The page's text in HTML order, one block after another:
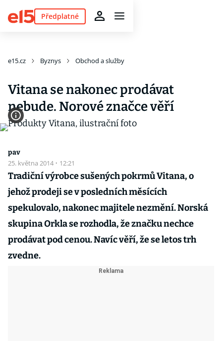
Předplatné
e15.cz Byznys Obchod a služby
Vitana se nakonec prodávat
nebude. Norové značce věří
pav
25. května 2014 · 12:21
Tradiční výrobce sušených pokrmů Vitana, o
jehož prodeji se v posledních měsících
spekulovalo, nakonec majitele nezmění. Norská
skupina Orkla se rozhodla, že značku nechce
prodávat pod cenou. Navíc věří, že se letos trh
zvedne.